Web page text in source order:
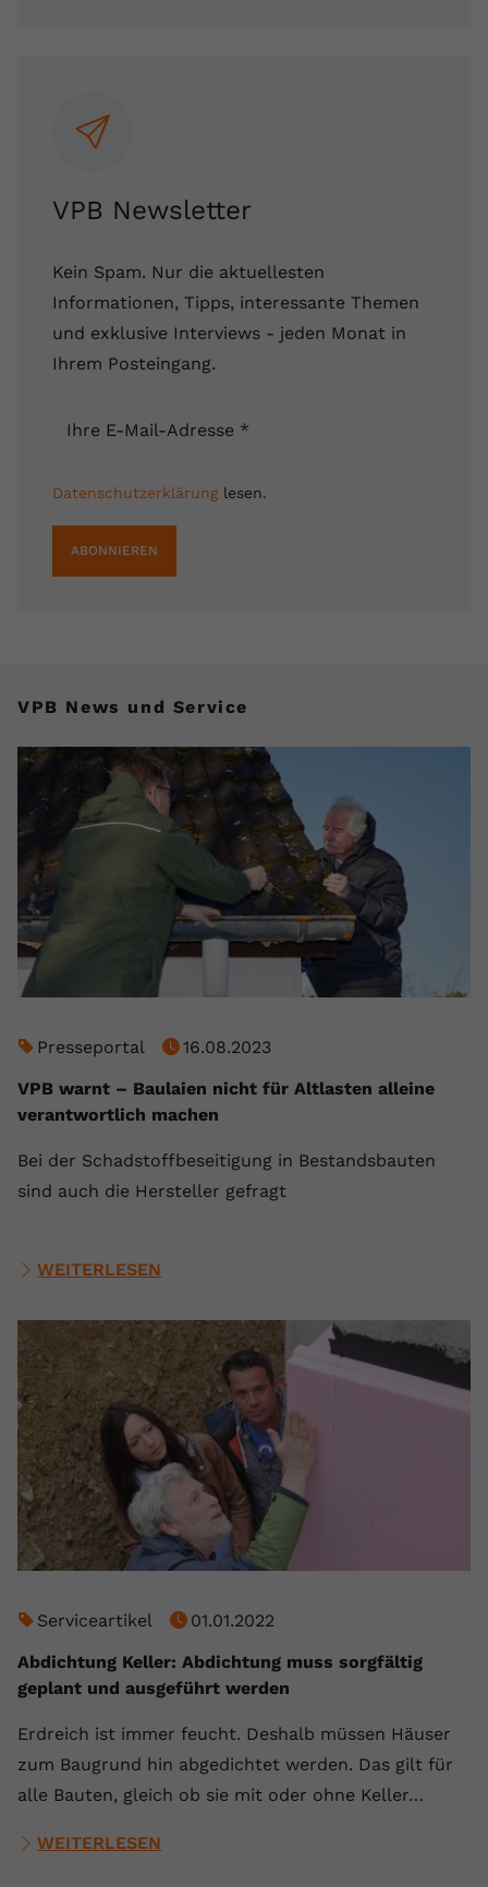
VPB Newsletter
Kein Spam. Nur die aktuellesten
Informationen, Tipps, interessante Themen
und exklusive Interviews - jeden Monat in
Ihrem Posteingang.
Ihre E-Mail-Adresse *
Datenschutzerklärunglesen.
ABONNIEREN
VPB News und Service
Presseportal
16.08.2023
VPB warnt – Baulaien nicht für Altlasten alleine
verantwortlich machen
Bei der Schadstoffbeseitigung in Bestandsbauten
sind auch die Hersteller gefragt
WEITERLESEN
Serviceartikel
01.01.2022
Abdichtung Keller: Abdichtung muss sorgfältig
geplant und ausgeführt werden
Erdreich ist immer feucht. Deshalb müssen Häuser
zum Baugrund hin abgedichtet werden. Das gilt für
alle Bauten, gleich ob sie mit oder ohne Keller…
WEITERLESEN